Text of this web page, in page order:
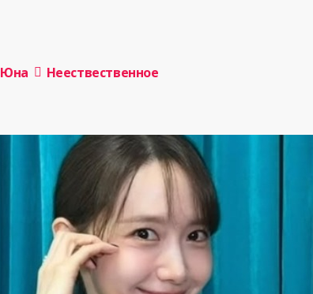
Юна Неествественное